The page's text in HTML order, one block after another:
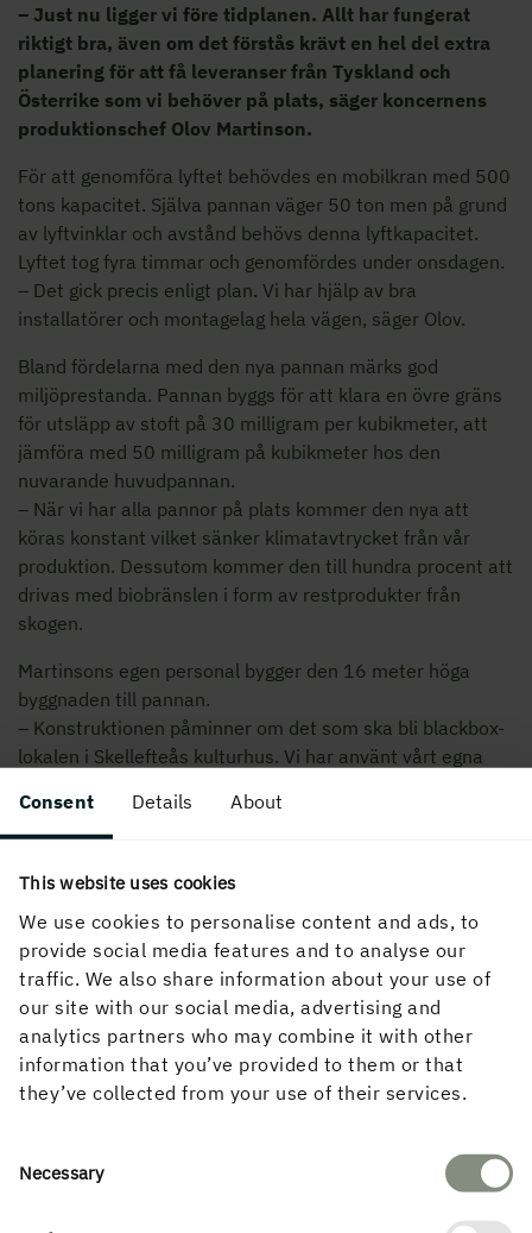
Consent Details About
This website uses cookies
We use cookies to personalise content and ads, to
provide social media features and to analyse our
traffic. We also share information about your use of
our site with our social media, advertising and
analytics partners who may combine it with other
information that you’ve provided to them or that
they’ve collected from your use of their services.
Consent
Necessary
– Just nu ligger vi före tidplanen. Allt har fungerat
riktigt bra, även om det förstås krävt en hel del extra
planering för att få leveranser från Tyskland och
Österrike som vi behöver på plats, säger koncernens
produktionschef Olov Martinson.
För att genomföra lyftet behövdes en mobilkran med 500
tons kapacitet. Själva pannan väger 50 ton men på grund
av lyftvinklar och avstånd behövs denna lyftkapacitet.
Lyftet tog fyra timmar och genomfördes under onsdagen.
– Det gick precis enligt plan. Vi har hjälp av bra
installatörer och montagelag hela vägen, säger Olov.
Bland fördelarna med den nya pannan märks god
miljöprestanda. Pannan byggs för att klara en övre gräns
för utsläpp av stoft på 30 milligram per kubikmeter, att
jämföra med 50 milligram på kubikmeter hos den
nuvarande huvudpannan.
– När vi har alla pannor på plats kommer den nya att
köras konstant vilket sänker klimatavtrycket från vår
produktion. Dessutom kommer den till hundra procent att
drivas med biobränslen i form av restprodukter från
skogen.
Martinsons egen personal bygger den 16 meter höga
byggnaden till pannan.
– Konstruktionen påminner om det som ska bli blackbox-
lokalen i Skellefteås kulturhus. Vi har använt vårt egna
byggnader på vår anläggning tidigare och det känns lika
bra varje gång, säger Olov.
Martinsons har under de senaste åren genomfört flera
satsningar på sina sågverk i Bygdsiljum och Kroksjön med
målet att säkerställa kvalitet och öka produktionen. Bland
andra investeringar som nyligen driftsatts finns även nya
CNC-maskiner i både Bygdsiljum och Kroksjön.
– Att kunna skära till balkar efter specifika önskemål är
något som vi ser allt större efterfrågan på från
industrikunderna. Det är helt enkelt ett sätt att möta